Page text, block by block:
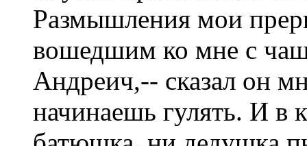
Размышления мои
вошедшим ко мне с
Андреич,-- сказал он
начинаешь гулять. И в